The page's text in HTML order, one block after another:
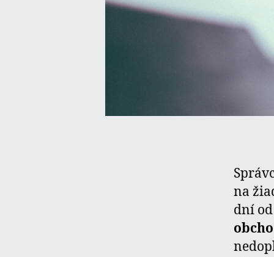
na
dní